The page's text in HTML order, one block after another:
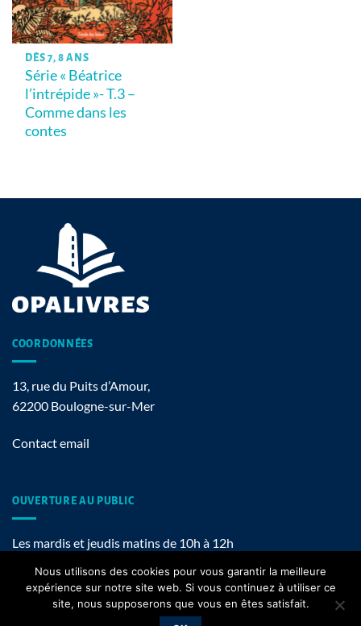
DÈS 7, 8 ANS
Série « Béatrice
l’intrépide »- T.3 –
Comme dans les
contes
COORDONNÉES
13, rue du Puits d’Amour,
62200 Boulogne-sur-Mer
Contact email
OUVERTURE AU PUBLIC
Les mardis et jeudis matins de 10h à 12h
Mentions légales
Nous utilisons des cookies pour vous garantir la meilleure
expérience sur notre site web. Si vous continuez à utiliser ce
site, nous supposerons que vous en êtes satisfait.